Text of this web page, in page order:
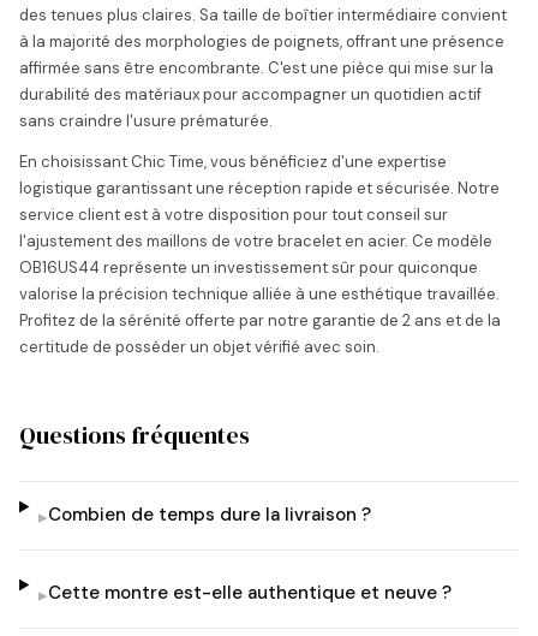
des tenues plus claires. Sa taille de boîtier intermédiaire convient
à la majorité des morphologies de poignets, offrant une présence
affirmée sans être encombrante. C'est une pièce qui mise sur la
durabilité des matériaux pour accompagner un quotidien actif
sans craindre l'usure prématurée.
En choisissant Chic Time, vous bénéficiez d'une expertise
logistique garantissant une réception rapide et sécurisée. Notre
service client est à votre disposition pour tout conseil sur
l'ajustement des maillons de votre bracelet en acier. Ce modèle
OB16US44 représente un investissement sûr pour quiconque
valorise la précision technique alliée à une esthétique travaillée.
Profitez de la sérénité offerte par notre garantie de 2 ans et de la
certitude de posséder un objet vérifié avec soin.
Questions fréquentes
▸Combien de temps dure la livraison ?
▸Cette montre est-elle authentique et neuve ?